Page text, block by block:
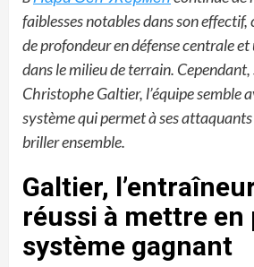
faiblesses notables dans son
de profondeur en défense centrale
dans le milieu de terrain. Cependant,
Christophe Galtier, l’équipe semble
système qui permet à ses
briller ensemble.
Galtier,
réussi à mettre en
système gagnant